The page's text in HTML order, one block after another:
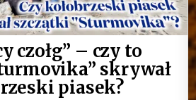
czołg” – czy to
skrywał
piasek?